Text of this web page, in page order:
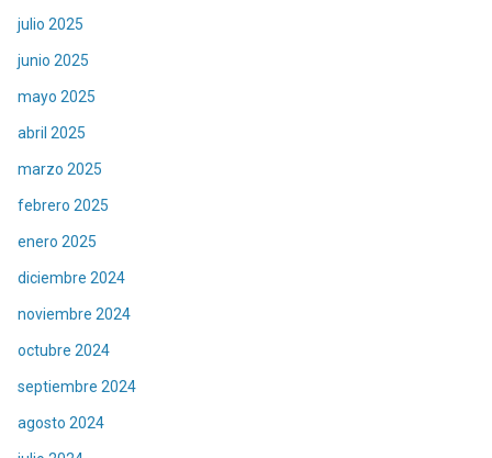
julio 2025
junio 2025
mayo 2025
abril 2025
marzo 2025
febrero 2025
enero 2025
diciembre 2024
noviembre 2024
octubre 2024
septiembre 2024
agosto 2024